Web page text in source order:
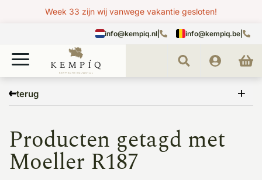
Week 33 zijn wij vanwege vakantie gesloten!
info@kempiq.nl info@kempiq.be
terug
Moeller R187
Producten getagd met
Moeller R187